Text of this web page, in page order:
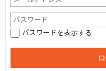
パスワードを表示する